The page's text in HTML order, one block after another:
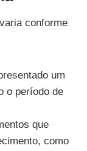
conforme
um
o período de
que
como